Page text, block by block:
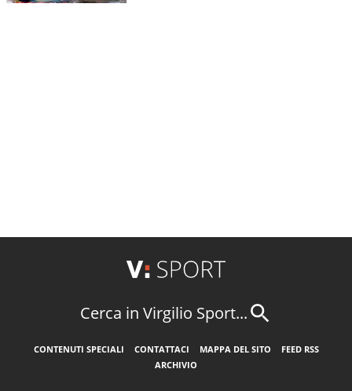
Cerca in Virgilio Sport...
CONTENUTI SPECIALI CONTATTACI MAPPA DEL SITO
FEED RSS
ARCHIVIO